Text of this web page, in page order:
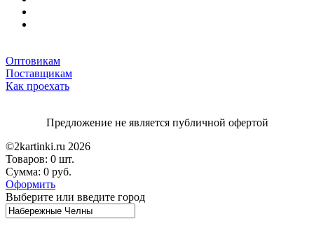
Оптовикам
Поставщикам
Как проехать
Предложение не является публичной офертой
©2kartinki.ru 2026
Товаров: 0 шт.
Сумма: 0 руб.
Оформить
Выберите или введите город